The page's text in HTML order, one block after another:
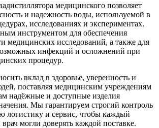
медицинского позволяет
и надежность воды, используемой в
исследованиях и экспериментах.
инструментом для обеспечения
медицинских исследований, а также для
инфекций и осложнений при
процедур.
вклад в здоровье, уверенность и
поставляя медицинским учреждениям
надёжные и доступные изделия
Мы гарантируем строгий контроль
логистику и сервис, чтобы каждый
могли доверять каждой поставке.